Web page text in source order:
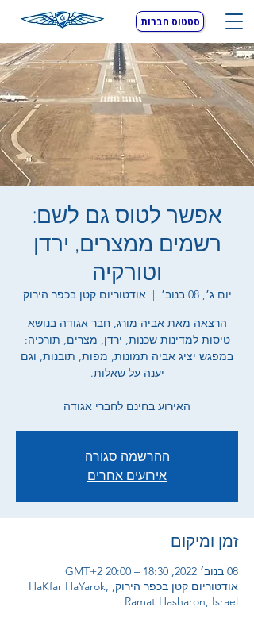
סטטוס חברות
אפשר לטוס גם לשם:
רשמים ממצרים, ירדן
וטורקיה
יום ג׳, 08 בנוב׳
  |
אודטוריום קטן בכפר הירוק
הרצאה מאת אביה מורג, חבר אגודה בנושא
במפגש יציג אביה תמונות, מפות, תובנות, וגם
האירוע בחינם לחברי אגודה
ההרשמה סגורה
אירועים אחרים
זמן ומיקום
08 בנוב׳ 2022, 18:30 – 20:00 GMT‎+2‎
אודטוריום קטן בכפר הירוק, HaKfar HaYarok,
Ramat Hasharon, Israel